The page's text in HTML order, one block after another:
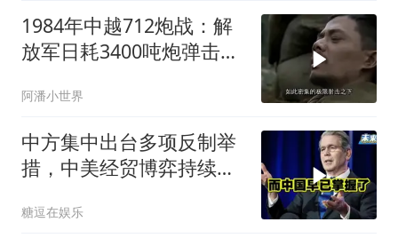
1984年中越712炮战：解
放军日耗3400吨炮弹击溃
阿潘小世界
中方集中出台多项反制举
措，中美经贸博弈持续升
糖逗在娱乐